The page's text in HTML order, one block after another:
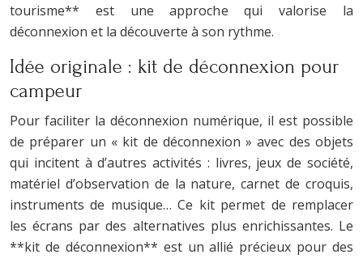
tourisme** est une approche qui valorise la
déconnexion et la découverte à son rythme.
Idée originale : kit de déconnexion pour
campeur
Pour faciliter la déconnexion numérique, il est possible
de préparer un « kit de déconnexion » avec des objets
qui incitent à d’autres activités : livres, jeux de société,
matériel d’observation de la nature, carnet de croquis,
instruments de musique… Ce kit permet de remplacer
les écrans par des alternatives plus enrichissantes. Le
**kit de déconnexion** est un allié précieux pour des